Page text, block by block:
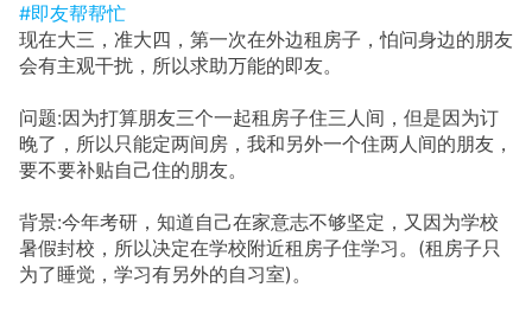
#即友帮帮忙
现在大三，准大四，第一次在外边租房子，怕问身边的朋友
会有主观干扰，所以求助万能的即友。
问题:因为打算朋友三个一起租房子住三人间，但是因为订
晚了，所以只能定两间房，我和另外一个住两人间的朋友，
要不要补贴自己住的朋友。
背景:今年考研，知道自己在家意志不够坚定，又因为学校
暑假封校，所以决定在学校附近租房子住学习。(租房子只
为了睡觉，学习有另外的自习室)。